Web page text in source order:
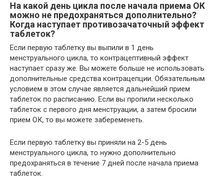
На какой день цикла после начала приема ОК
можно не предохраняться дополнительно?
Когда наступает противозачаточный эффект
таблеток?
Если первую таблетку вы выпили в 1 день
менструального цикла, то контрацептивный эффект
наступает сразу же. Вы можете больше не использовать
дополнительные средства контрацепции. Обязательным
условием в этом случае является дальнейший прием
таблеток по расписанию. Если вы пропили несколько
таблеток с первого дня менструации, а затем бросили
прием ОК, то вы можете забеременеть.
Если первую таблетку вы приняли на 2-5 день
менструального цикла, то нужно дополнительно
предохраняться в течение 7 дней после начала приема
таблеток.